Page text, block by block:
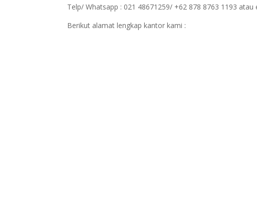
Telp/ Whatsapp : 021 48671259/ +62 878 8763 1193
Berikut alamat lengkap kantor kami :